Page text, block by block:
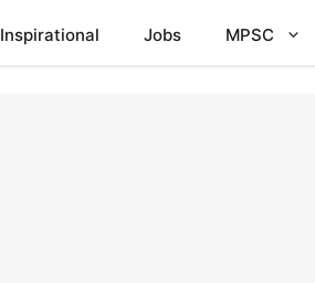
Inspirational Jobs MPSC